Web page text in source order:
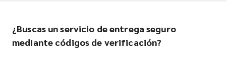
¿Buscas un servicio de entrega seguro
mediante códigos de verificación?
iMile Chat